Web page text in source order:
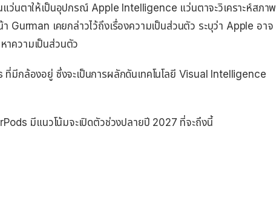
ว่นตาให้เป็นอุปกรณ์ Apple Intelligence แว่นตาจะวิเคราะห์สภาพ
Gurman เคยกล่าวไว้ถึงเรื่องความเป็นส่วนตัว ระบุว่า Apple อาจ
ความเป็นส่วนตัว
มีกล้องอยู่ ซึ่งจะเป็นการผลักดันเทคโนโลยี Visual Intelligence
มีแนวโน้มจะเปิดตัวช่วงปลายปี 2027 ที่จะถึงนี้